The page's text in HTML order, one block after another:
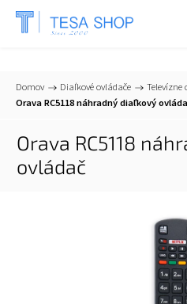
📞+421 903 553 805
Domov / Diaľkové ovládače / Televízne
Orava RC5118 náhradný diaľkový
Orava RC5118
ovládač